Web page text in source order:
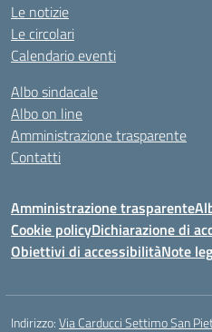
Le notizie
Le circolari
Calendario eventi
Albo sindacale
Albo on line
Amministrazione trasparente
Contatti
Amministrazione trasparente
Cookie policyDichiarazione di
Obiettivi di accessibilitàNote
Indirizzo:Via Carducci Settimo San